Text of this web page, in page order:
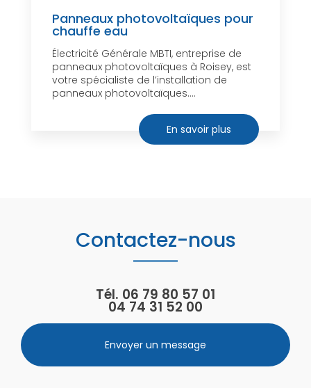
Panneaux photovoltaïques pour
chauffe eau
Électricité Générale MBTI, entreprise de
panneaux photovoltaïques à Roisey, est
votre spécialiste de l’installation de
panneaux photovoltaïques....
En savoir plus
Contactez-nous
Tél. 06 79 80 57 01
04 74 31 52 00
Envoyer un message